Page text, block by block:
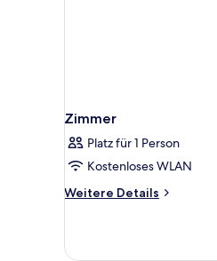
Zimmer
Platz für 1 Person
Kostenloses WLAN
Weitere Details
Weitere